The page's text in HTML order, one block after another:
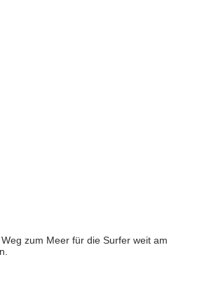
zum Meer für die Surfer weit am